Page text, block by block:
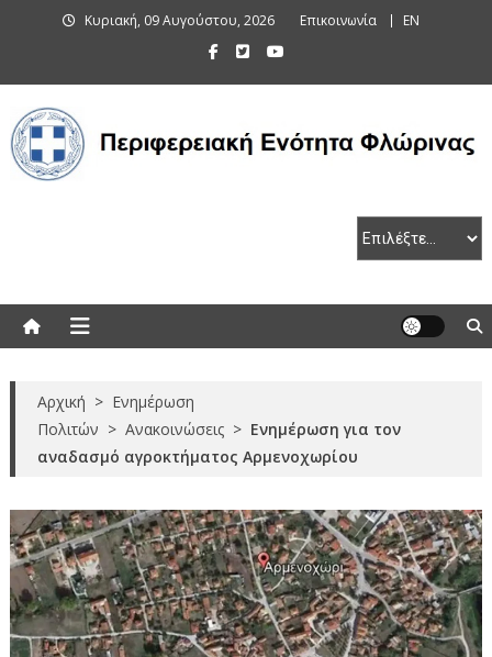
Κυριακή, 09 Αυγούστου, 2026 Επικοινωνία EN
Αρχική > Ενημέρωση
Πολιτών > Ανακοινώσεις > Ενημέρωση για τον
αναδασμό αγροκτήματος Αρμενοχωρίου